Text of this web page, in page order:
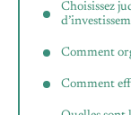
Choisissez
Comment
Comment